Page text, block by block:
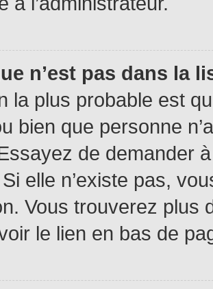
n’est pas dans la
la plus probable est
bien que personne
de demander
elle n’existe pas,
Vous trouverez plus
le lien en bas de